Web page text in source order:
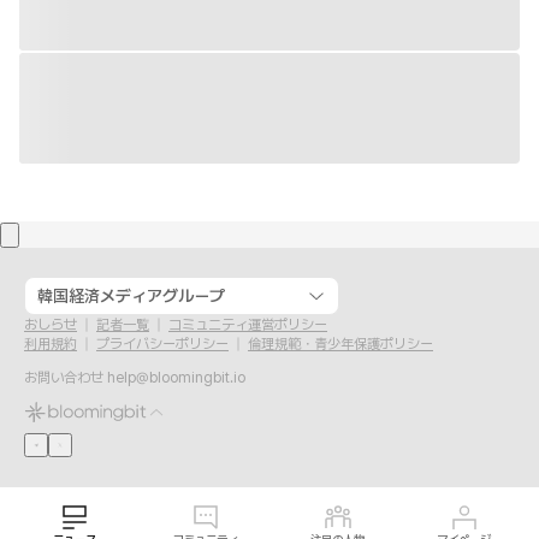
韓国経済メディアグループ
おしらせ 記者一覧
コミュニティ運営ポリシー
利用規約
プライバシーポリシー
倫理規範・青少年保護ポリシー
お問い合わせ help@bloomingbit.io